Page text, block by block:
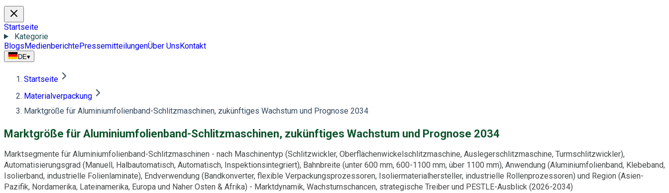
Startseite
Kategorie
BlogsMedienberichtePressemitteilungenÜber UnsKontakt
DE▾
Startseite
Materialverpackung
Marktgröße für Aluminiumfolienband-Schlitzmaschinen, zukünftiges Wachstum und Prognose 2034
Marktgröße für Aluminiumfolienband-Schlitzmaschinen, zukünftiges Wachstum und Prognose 2034
Marktsegmente für Aluminiumfolienband-Schlitzmaschinen - nach Maschinentyp (Schlitzwickler, Oberflächenwickelschlitzmaschine, Auslegerschlitzmaschine, Turmschlitzwickler),
Automatisierungsgrad (Manuell, Halbautomatisch, Automatisch, Inspektionsintegriert), Bahnbreite (unter 600 mm, 600-1100 mm, über 1100 mm), Anwendung (Aluminiumfolienband, Klebeband,
Isolierband, industrielle Folienlaminate), Endverwendung (Bandkonverter, flexible Verpackungsprozessoren, Isoliermaterialhersteller, industrielle Rollenprozessoren) und Region (Asien-
Pazifik, Nordamerika, Lateinamerika, Europa und Naher Osten & Afrika) - Marktdynamik, Wachstumschancen, strategische Treiber und PESTLE-Ausblick (2026-2034)